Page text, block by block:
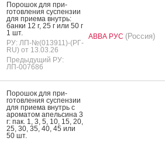
По­рошок для при­
готов­ле­ния сус­пензии
для при­ема внутрь:
бан­ки 12 г, 25 г или 50 г
1 шт.
РУ: ЛП-№(013911)-(РГ-
RU) от 13.03.26
Предыдущий РУ:
ЛП-007686
АВВА РУС (Россия)
По­рошок для при­
готов­ле­ния сус­пензии
для при­ема внутрь с
аро­матом апель­си­на 3
г: пак. 1, 3, 5, 10, 15, 20,
25, 30, 35, 40, 45 или
50 шт.